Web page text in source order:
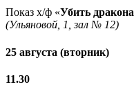
Показ х/ф «Убить дракона
(Ульяновой, 1, зал № 12)
25 августа (вторник)
11.30